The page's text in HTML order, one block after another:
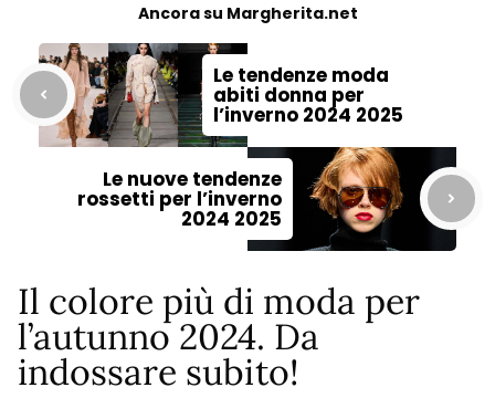
Ancora su Margherita.net
Le tendenze moda
abiti donna per
l’inverno 2024 2025
Le nuove tendenze
rossetti per l’inverno
2024 2025
Il colore più di moda per
l’autunno 2024. Da
indossare subito!